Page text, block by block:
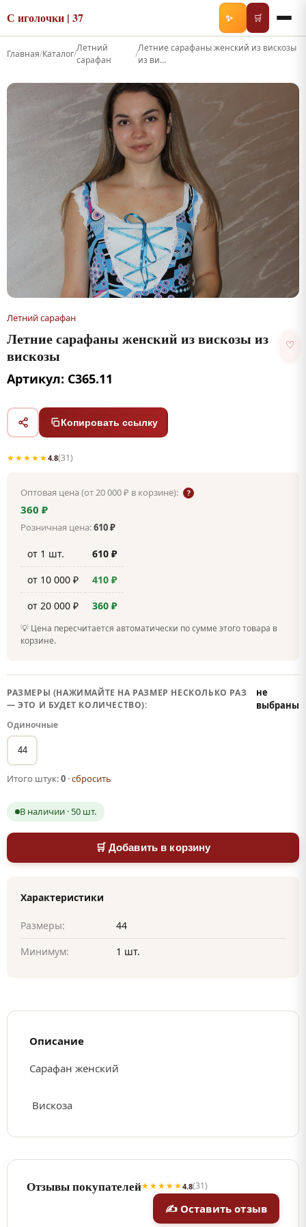
С иголочки | 37 ✨ 🛒
Главная/Каталог/
Летний
сарафан
/
Летние сарафаны женский из вискозы
из ви…
Летний сарафан
Летние сарафаны женский из вискозы из
вискозы
♡
Артикул: С365.11
Копировать ссылку
★★★★★4.8(31)
Оптовая цена (от 20 000 ₽ в корзине): ?
360 ₽
Розничная цена:610 ₽
от 1 шт.
610 ₽
от 10 000 ₽
410 ₽
от 20 000 ₽
360 ₽
💡 Цена пересчитается автоматически по сумме этого товара в
корзине.
РАЗМЕРЫ (НАЖИМАЙТЕ НА РАЗМЕР НЕСКОЛЬКО РАЗ
— ЭТО И БУДЕТ КОЛИЧЕСТВО):
не
выбраны
Одиночные
44
Итого штук:0 ·сбросить
В наличии · 50 шт.
🛒 Добавить в корзину
Характеристики
Размеры:
44
Минимум:
1 шт.
Описание
Сарафан женский
Вискоза
Отзывы покупателей★★★★★4.8(31)
✍ Оставить отзыв